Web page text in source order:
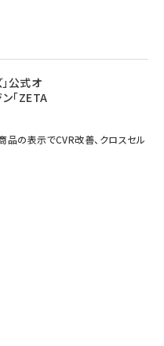
公式オ
「ZETA
品の表示でCVR改善、クロスセル